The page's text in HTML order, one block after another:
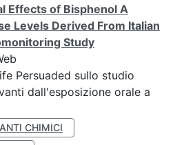
Effects of Bisphenol A
Levels Derived From Italian
Study
Persuaded sullo studio
dall'esposizione orale a
CHIMICI